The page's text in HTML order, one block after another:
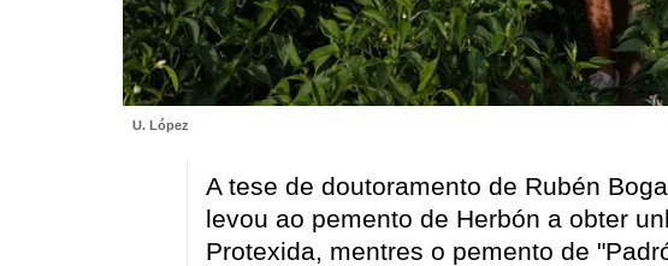
U. López
A tese de doutoramento de Rubén
levou ao pemento de Herbón a obter
Protexida, mentres o pemento de